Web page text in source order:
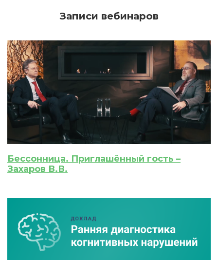
Записи вебинаров
Бессонница. Приглашённый гость –
Захаров В.В.